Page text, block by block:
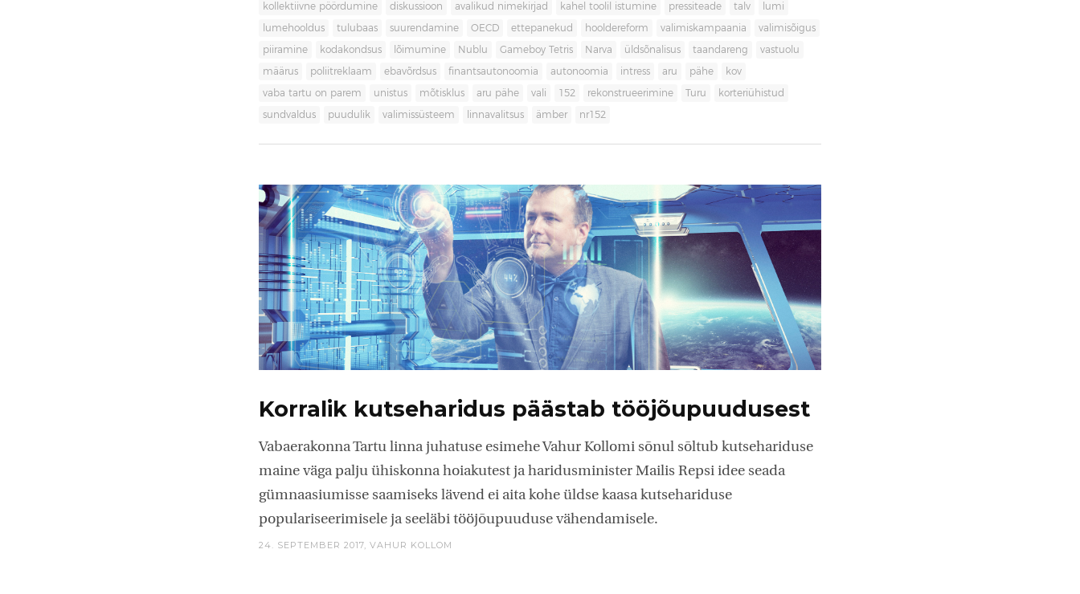
kollektiivne pöördumine diskussioon avalikud nimekirjad kahel toolil istumine pressiteade talv lumi
lumehooldus tulubaas suurendamine OECD ettepanekud hooldereform valimiskampaania valimisõigus
piiramine kodakondsus lõimumine Nublu Gameboy Tetris Narva üldsõnalisus taandareng vastuolu
määrus poliitreklaam ebavõrdsus finantsautonoomia autonoomia intress aru pähe kov
vaba tartu on parem unistus mõtisklus aru pähe vali 152 rekonstrueerimine Turu korteriühistud
sundvaldus puudulik valimissüsteem linnavalitsus ämber nr152
Korralik kutseharidus päästab tööjõupuudusest
Vabaerakonna Tartu linna juhatuse esimehe Vahur Kollomi sõnul sõltub kutsehariduse
maine väga palju ühiskonna hoiakutest ja haridusminister Mailis Repsi idee seada
gümnaasiumisse saamiseks lävend ei aita kohe üldse kaasa kutsehariduse
populariseerimisele ja seeläbi tööjõupuuduse vähendamisele.
24. SEPTEMBER 2017, VAHUR KOLLOM